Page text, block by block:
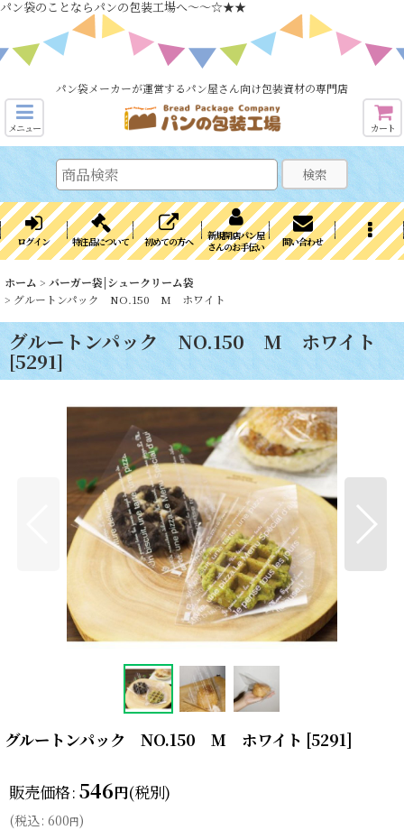
パン袋のことならパンの包装工場へ～～☆★★
パン袋メーカーが運営するパン屋さん向け包装資材の専門店
メニュー カート
検索
ログイン 特注品について 初めての方へ
新規開店パン屋
さんのお手伝い
問い合わせ
ホーム > バーガー袋|シュークリーム袋
> グルートンパック NO.150 M ホワイト
グルートンパック NO.150 M ホワイト
[5291]
グルートンパック NO.150 M ホワイト [5291]
販売価格: 546円(税別)
(税込: 600円)